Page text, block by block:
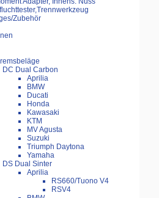
Zubehör
DC Dual Carbon
Aprilia
BMW
Ducati
Honda
Kawasaki
KTM
MV Agusta
Suzuki
Triumph Daytona
Yamaha
DS Dual Sinter
Aprilia
RS660/Tuono V4
RSV4